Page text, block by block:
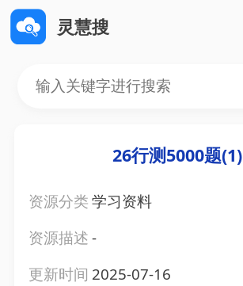
灵慧搜
26行测5000题(1)
资源分类学习资料
资源描述-
更新时间 2025-07-16